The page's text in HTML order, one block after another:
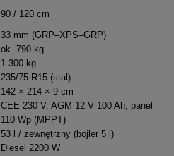
90 / 120 cm
33 mm (GRP–XPS–GRP)
ok. 790 kg
1 300 kg
235/75 R15 (stal)
142 × 214 × 9 cm
CEE 230 V, AGM 12 V 100 Ah, panel
110 Wp (MPPT)
53 l / zewnętrzny (bojler 5 l)
Diesel 2200 W